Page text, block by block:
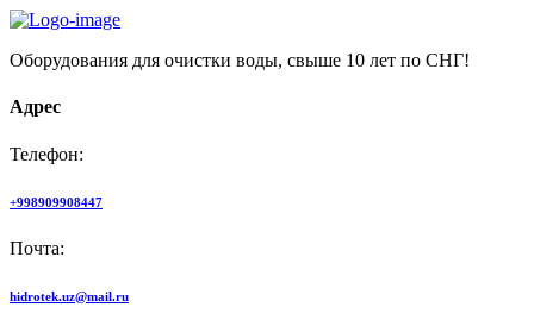
Оборудования для очистки воды, свыше 10 лет по СНГ!
Адрес
Телефон:
+998909908447
Почта:
hidrotek.uz@mail.ru